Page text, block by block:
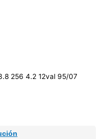
256 4.2 12val 95/07